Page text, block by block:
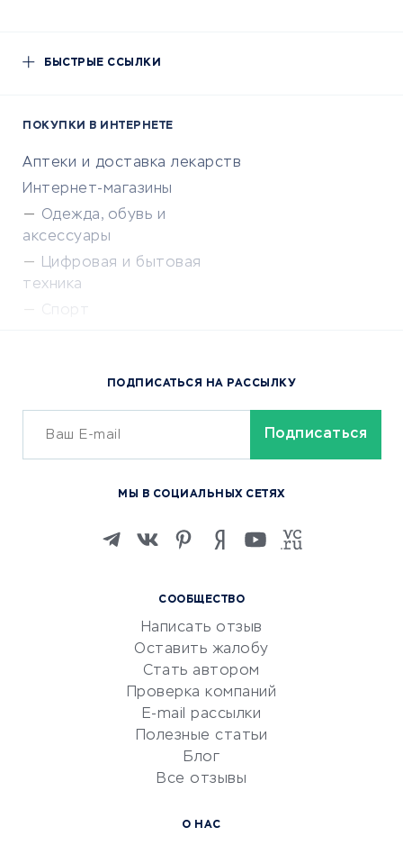
БЫСТРЫЕ ССЫЛКИ
ПОКУПКИ В ИНТЕРНЕТЕ
Аптеки и доставка лекарств
Интернет-магазины
Одежда, обувь и
аксессуары
Цифровая и бытовая
техника
Спорт
Сервисы доставки
ОБУЧЕНИЕ И РАБОТА
Изучение иностранных
Маркетинг и продажи
Репетиторство
Красота и здоровье
Сервисы по поиску работы
Сетевой маркетинг
УСЛУГИ ДЛЯ БИЗНЕСА
СООБЩЕСТВО
Написать отзыв
Оставить жалобу
Стать автором
Проверка компаний
E-mail рассылки
Полезные статьи
Блог
Все отзывы
О НАС
ПОДПИСАТЬСЯ НА РАССЫЛКУ
МЫ В СОЦИАЛЬНЫХ СЕТЯХ